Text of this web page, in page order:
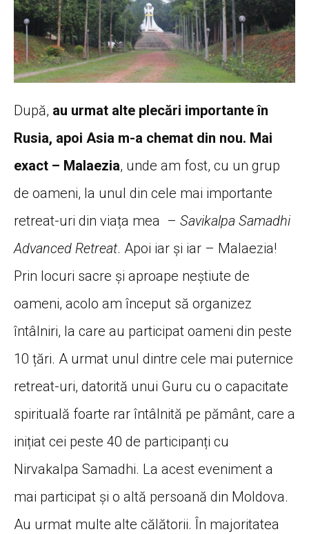
După, au urmat alte plecări importante în
Rusia, apoi Asia m-a chemat din nou. Mai
exact – Malaezia, unde am fost, cu un grup
de oameni, la unul din cele mai importante
retreat-uri din viața mea – Savikalpa Samadhi
Advanced Retreat. Apoi iar și iar – Malaezia!
Prin locuri sacre și aproape neștiute de
oameni, acolo am început să organizez
întâlniri, la care au participat oameni din peste
10 țări. A urmat unul dintre cele mai puternice
retreat-uri, datorită unui Guru cu o capacitate
spirituală foarte rar întâlnită pe pământ, care a
inițiat cei peste 40 de participanți cu
Nirvakalpa Samadhi. La acest eveniment a
mai participat și o altă persoană din Moldova.
Au urmat multe alte călătorii. În majoritatea